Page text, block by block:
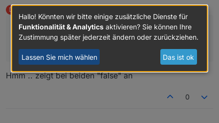
D
Offline zuletzt editiert von
@tombox sagte:
@danielloGitHub version hat das jetzt
Hmm .. zeigt bei beiden "false" an
0
Hallo! Könnten wir bitte einige zusätzliche Dienste für
Funktionalität & Analytics aktivieren? Sie können Ihre
Zustimmung später jederzeit ändern oder zurückziehen.
Lassen Sie mich wählen Das ist ok